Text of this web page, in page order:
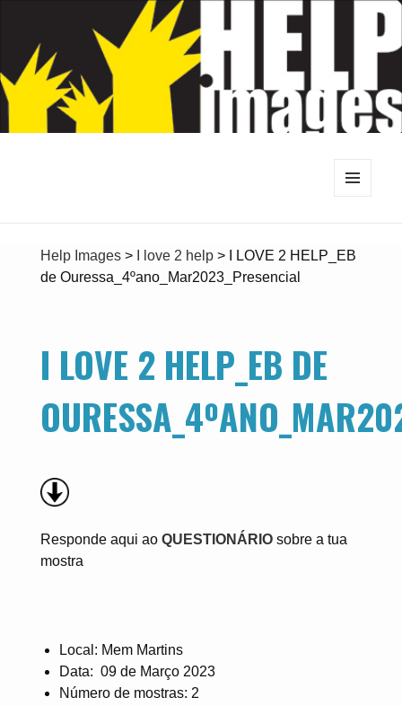
Help Images> I love 2 help>
I LOVE 2 HELP_EB
de Ouressa_4ºano_Mar2023_Presencial
I LOVE 2 HELP_EB DE
Responde aqui ao QUESTIONÁRIO sobre a tua
mostra
Local: Mem Martins
Data: 09 de Março 2023
Número de mostras: 2